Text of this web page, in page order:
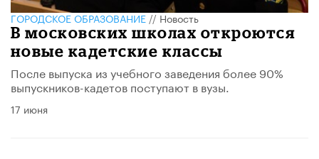
ГОРОДСКОЕ ОБРАЗОВАНИЕ//Новость
В московских школах откроются
новые кадетские классы
После выпуска из учебного заведения более 90%
выпускников-кадетов поступают в вузы.
17 июня